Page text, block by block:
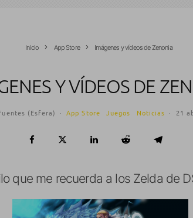
Inicio App Store Imágenes y vídeos de Zenonia
Y VÍDEOS DE
(Esfera) · App Store Juegos Noticias · 21
que me recuerda a los Zelda de